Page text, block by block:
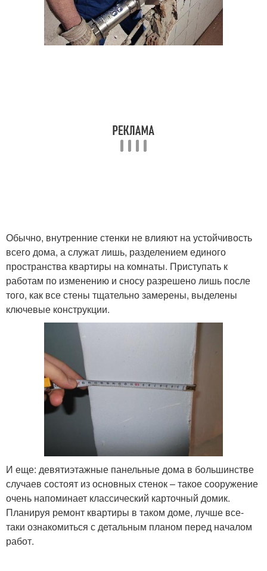
Обычно, внутренние стенки не влияют на устойчивость
всего дома, а служат лишь, разделением единого
пространства квартиры на комнаты. Приступать к
работам по изменению и сносу разрешено лишь после
того, как все стены тщательно замерены, выделены
ключевые конструкции.
И еще: девятиэтажные панельные дома в большинстве
случаев состоят из основных стенок – такое сооружение
очень напоминает классический карточный домик.
Планируя ремонт квартиры в таком доме, лучше все-
таки ознакомиться с детальным планом перед началом
работ.